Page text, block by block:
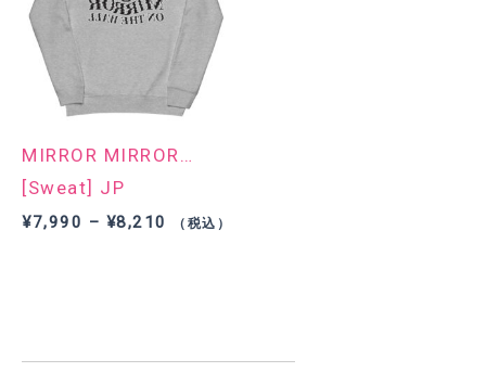
MIRROR MIRROR…
[Sweat] JP
¥7,990 – ¥8,210 価（税込）